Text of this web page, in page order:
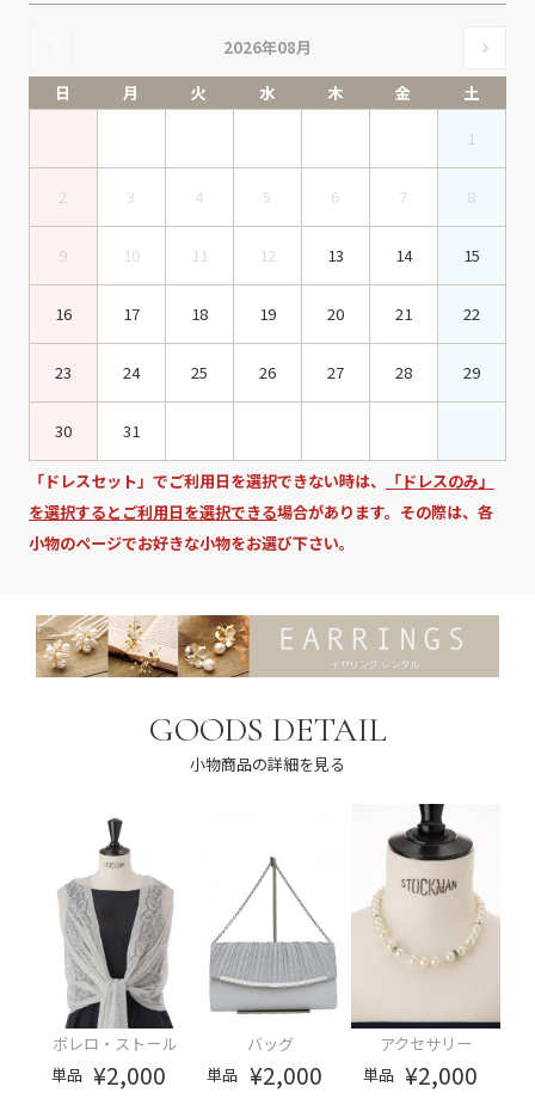
2026年08月
日
月 火 水 木 金
土
1
2 3 4 5 6 7 8
9 10 11 12 13 14 15
16 17 18 19 20 21 22
23 24 25 26 27 28 29
30 31
「ドレスセット」でご利用日を選択できない時は、
「ドレスのみ」
を選択するとご利用日を選択できる場合があります。その際は、各
小物のページでお好きな小物をお選び下さい。
GOODS DETAIL
小物商品の詳細を見る
ボレロ・ストール
単品 ¥2,000
バッグ
単品 ¥2,000
アクセサリー
単品 ¥2,000